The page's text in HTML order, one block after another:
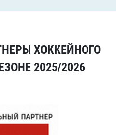
ХОККЕЙНОГО
2025/2026